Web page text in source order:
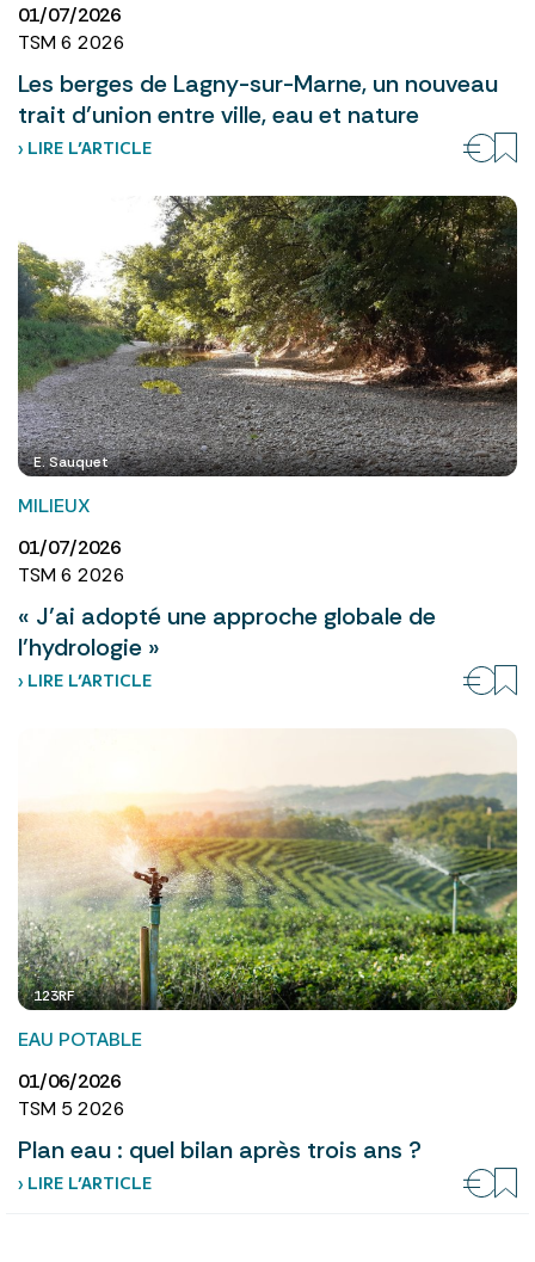
01/07/2026
TSM 6 2026
Les berges de Lagny-sur-Marne, un nouveau
trait d’union entre ville, eau et nature
› LIRE L’ARTICLE
E. Sauquet
MILIEUX
01/07/2026
TSM 6 2026
« J’ai adopté une approche globale de
l’hydrologie »
› LIRE L’ARTICLE
123RF
EAU POTABLE
01/06/2026
TSM 5 2026
Plan eau : quel bilan après trois ans ?
› LIRE L’ARTICLE